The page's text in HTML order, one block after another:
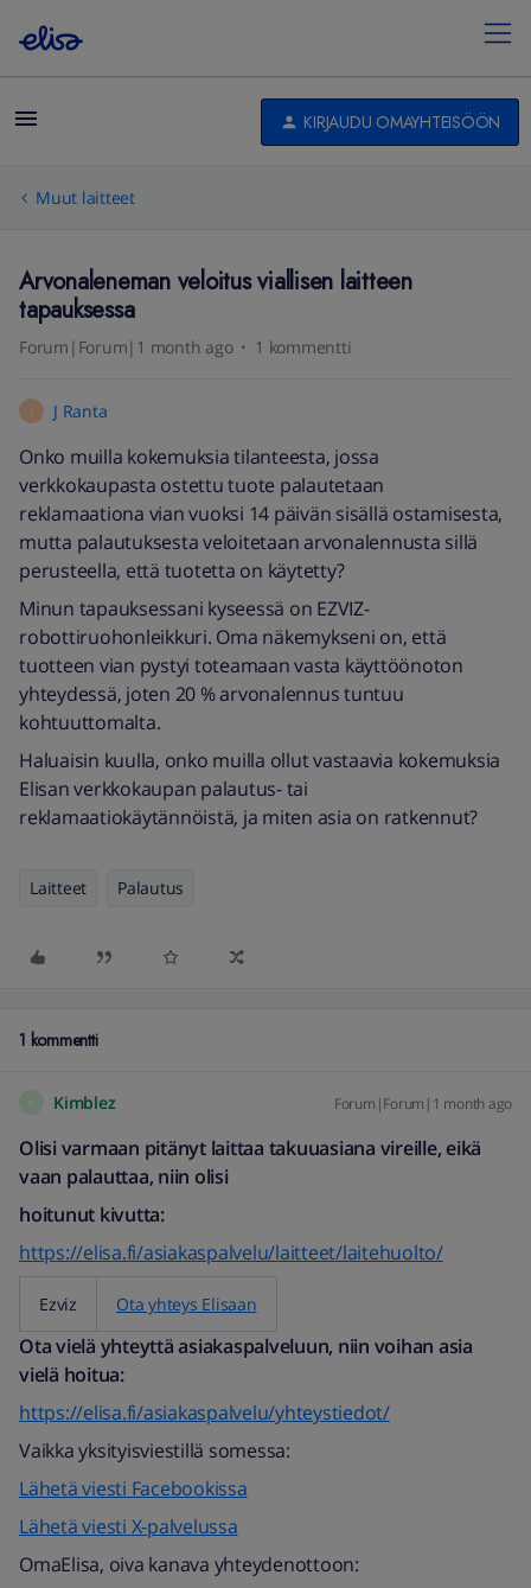
KIRJAUDU OMAYHTEISÖÖN
Muut laitteet
Arvonaleneman veloitus viallisen laitteen
tapauksessa
Forum|Forum|1 month ago 1 kommentti
J Ranta
Onko muilla kokemuksia tilanteesta, jossa
verkkokaupasta ostettu tuote palautetaan
reklamaationa vian vuoksi 14 päivän sisällä ostamisesta,
mutta palautuksesta veloitetaan arvonalennusta sillä
perusteella, että tuotetta on käytetty?
Minun tapauksessani kyseessä on EZVIZ-
robottiruohonleikkuri. Oma näkemykseni on, että
tuotteen vian pystyi toteamaan vasta käyttöönoton
yhteydessä, joten 20 % arvonalennus tuntuu
kohtuuttomalta.
Haluaisin kuulla, onko muilla ollut vastaavia kokemuksia
Elisan verkkokaupan palautus- tai
reklamaatiokäytännöistä, ja miten asia on ratkennut?
Laitteet Palautus
1 kommentti
Kimblez Forum|Forum|1 month ago
Olisi varmaan pitänyt laittaa takuuasiana vireille, eikä
vaan palauttaa, niin olisi
hoitunut kivutta:
https://elisa.fi/asiakaspalvelu/laitteet/laitehuolto/
Ezviz Ota yhteys Elisaan
Ota vielä yhteyttä asiakaspalveluun, niin voihan asia
vielä hoitua:
https://elisa.fi/asiakaspalvelu/yhteystiedot/
Vaikka yksityisviestillä somessa:
Lähetä viesti Facebookissa
Lähetä viesti X-palvelussa
OmaElisa, oiva kanava yhteydenottoon: